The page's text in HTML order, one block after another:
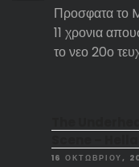
Προσφατα το
11 χρονια
το νεο 20ο
16 ΟΚΤΩΒΡΊΟΥ,